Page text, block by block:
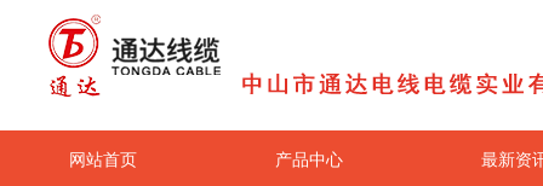
网站首页 产品中心 最新资